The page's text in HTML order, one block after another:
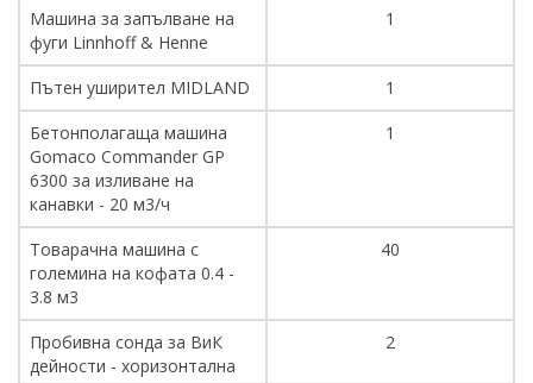
Машина за запълване на
фуги Linnhoff & Henne
1
Пътен уширител MIDLAND
1
Бетонполагаща машина
Gomaco Commander GP
6300 за изливане на
канавки - 20 м3/ч
1
Товарачна машина с
големина на кофата 0.4 -
3.8 м3
40
Пробивна сонда за ВиК
дейности - хоризонтална
2